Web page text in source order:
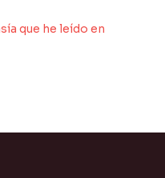
que he leído en